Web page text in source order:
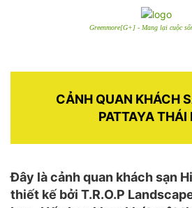
Greenmore[G+] - Mang lại cuộc
CẢNH QUAN KHÁCH
PATTAYA THÁI
Đây là cảnh quan khách sạn
thiết kế bởi T.R.O.P